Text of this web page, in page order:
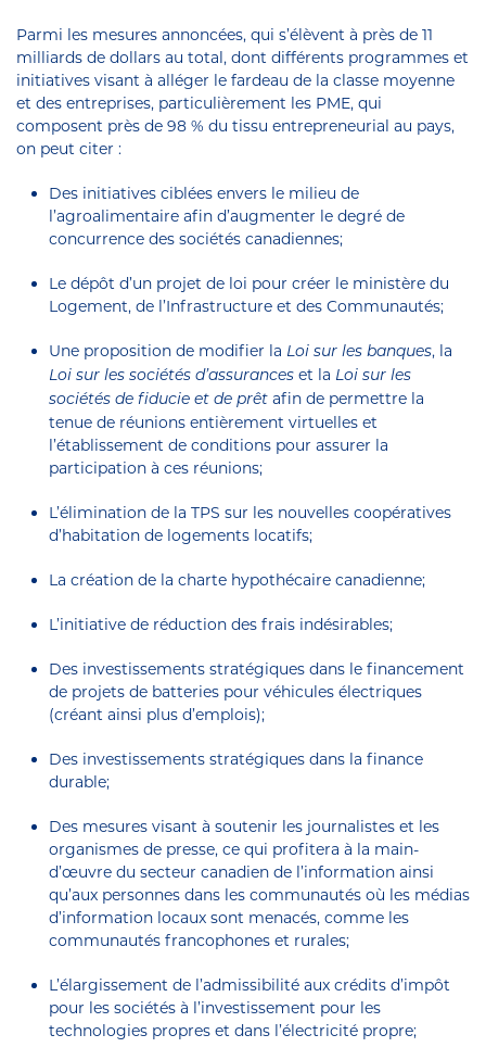
Parmi les mesures annoncées, qui s’élèvent à près de 11
milliards de dollars au total, dont différents programmes et
initiatives visant à alléger le fardeau de la classe moyenne
et des entreprises, particulièrement les PME, qui
composent près de 98 % du tissu entrepreneurial au pays,
on peut citer :
Des initiatives ciblées envers le milieu de
l’agroalimentaire afin d’augmenter le degré de
concurrence des sociétés canadiennes;
Le dépôt d’un projet de loi pour créer le ministère du
Logement, de l’Infrastructure et des Communautés;
Une proposition de modifier la Loi sur les banques, la
Loi sur les sociétés d’assurances et la Loi sur les
sociétés de fiducie et de prêt afin de permettre la
tenue de réunions entièrement virtuelles et
l’établissement de conditions pour assurer la
participation à ces réunions;
L’élimination de la TPS sur les nouvelles coopératives
d’habitation de logements locatifs;
La création de la charte hypothécaire canadienne;
L’initiative de réduction des frais indésirables;
Des investissements stratégiques dans le financement
de projets de batteries pour véhicules électriques
(créant ainsi plus d’emplois);
Des investissements stratégiques dans la finance
durable;
Des mesures visant à soutenir les journalistes et les
organismes de presse, ce qui profitera à la main-
d’œuvre du secteur canadien de l’information ainsi
qu’aux personnes dans les communautés où les médias
d’information locaux sont menacés, comme les
communautés francophones et rurales;
L’élargissement de l’admissibilité aux crédits d’impôt
pour les sociétés à l’investissement pour les
technologies propres et dans l’électricité propre;